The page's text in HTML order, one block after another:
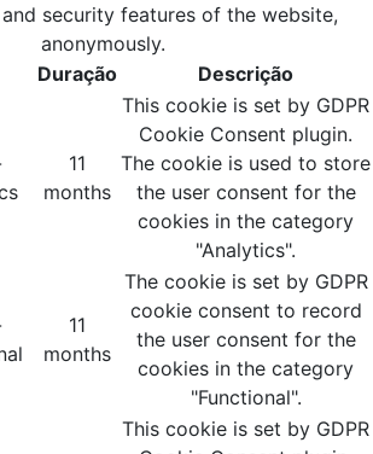
security features of the website,
anonymously.
Duração Descrição
11
months
This cookie is set by GDPR
Cookie Consent plugin.
The cookie is used to store
the user consent for the
cookies in the category
"Analytics".
11
months
The cookie is set by GDPR
cookie consent to record
the user consent for the
cookies in the category
"Functional".
This cookie is set by GDPR